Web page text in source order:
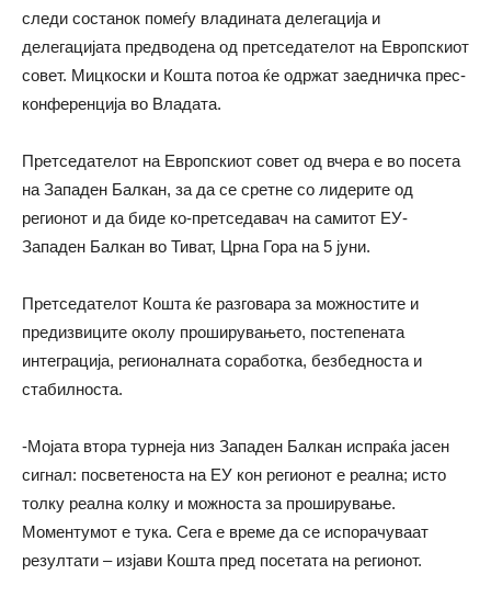
следи состанок помеѓу владината делегација и
делегацијата предводена од претседателот на Европскиот
совет. Мицкоски и Кошта потоа ќе одржат заедничка прес-
конференција во Владата.
Претседателот на Европскиот совет од вчера е во посета
на Западен Балкан, за да се сретне со лидерите од
регионот и да биде ко-претседавач на самитот ЕУ-
Западен Балкан во Тиват, Црна Гора на 5 јуни.
Претседателот Кошта ќе разговара за можностите и
предизвиците околу проширувањето, постепената
интеграција, регионалната соработка, безбедноста и
стабилноста.
-Мојата втора турнеја низ Западен Балкан испраќа јасен
сигнал: посветеноста на ЕУ кон регионот е реална; исто
толку реална колку и можноста за проширување.
Моментумот е тука. Сега е време да се испорачуваат
резултати – изјави Кошта пред посетата на регионот.